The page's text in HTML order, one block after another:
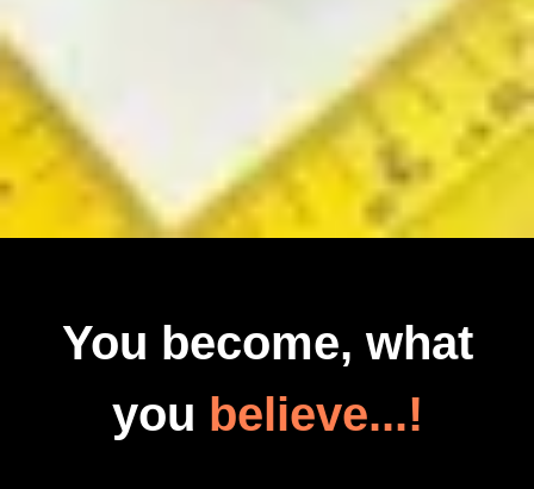
You become, what
you believe...!